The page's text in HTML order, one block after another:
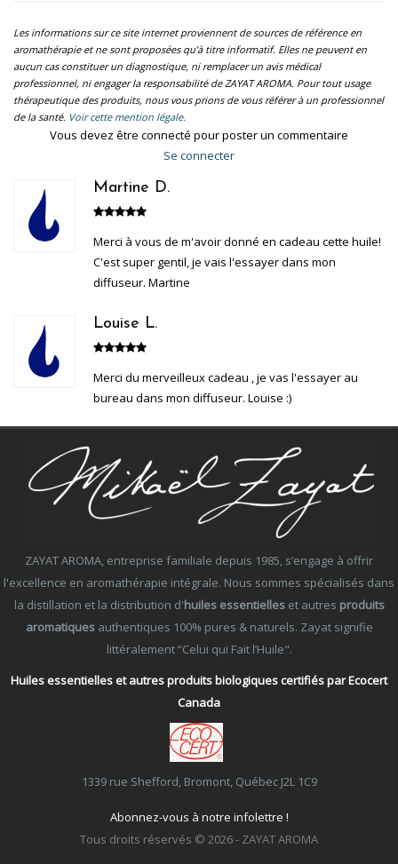
Les informations sur ce site internet proviennent de sources de référence en
aromathérapie et ne sont proposées qu’à titre informatif. Elles ne peuvent en
aucun cas constituer un diagnostique, ni remplacer un avis médical
professionnel, ni engager la responsabilité de ZAYAT AROMA. Pour tout usage
thérapeutique des produits, nous vous prions de vous référer à un professionnel
de la santé. Voir cette mention légale.
Vous devez être connecté pour poster un commentaire
Se connecter
Martine D.
Merci à vous de m'avoir donné en cadeau cette huile!
C'est super gentil, je vais l'essayer dans mon
diffuseur. Martine
Louise L.
Merci du merveilleux cadeau , je vas l'essayer au
bureau dans mon diffuseur. Louise :)
ZAYAT AROMA, entreprise familiale depuis 1985, s’engage à offrir
l'excellence en aromathérapie intégrale. Nous sommes spécialisés dans
la distillation et la distribution d'huiles essentielleset autres produits
aromatiquesauthentiques 100% pures & naturels. Zayat signifie
littéralement “Celui qui Fait l’Huile".
Huiles essentielles et autres produits biologiques certifiés par Ecocert
Canada
1339 rue Shefford, Bromont, Québec J2L 1C9
Abonnez-vous à notre infolettre !
Tous droits réservés © 2026 - ZAYAT AROMA